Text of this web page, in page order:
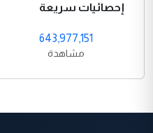
إحصائيات سريعة
643,977,151
مشاهدة